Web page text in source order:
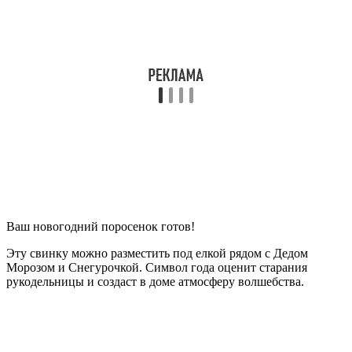
Ваш новогодний поросенок готов!
Эту свинку можно разместить под елкой рядом с Дедом
Морозом и Снегурочкой. Символ года оценит старания
рукодельницы и создаст в доме атмосферу волшебства.